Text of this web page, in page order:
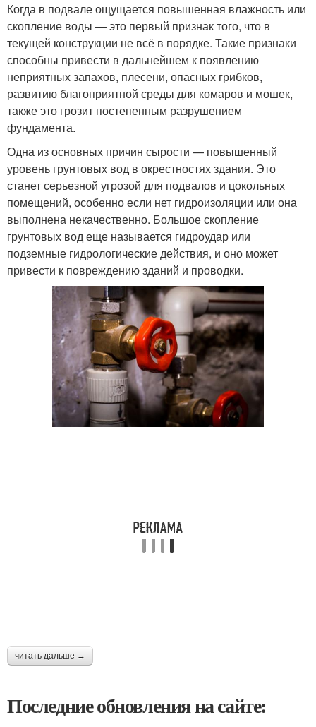
Когда в подвале ощущается повышенная влажность или
скопление воды — это первый признак того, что в
текущей конструкции не всё в порядке. Такие признаки
способны привести в дальнейшем к появлению
неприятных запахов, плесени, опасных грибков,
развитию благоприятной среды для комаров и мошек,
также это грозит постепенным разрушением
фундамента.
Одна из основных причин сырости — повышенный
уровень грунтовых вод в окрестностях здания. Это
станет серьезной угрозой для подвалов и цокольных
помещений, особенно если нет гидроизоляции или она
выполнена некачественно. Большое скопление
грунтовых вод еще называется гидроудар или
подземные гидрологические действия, и оно может
привести к повреждению зданий и проводки.
читать дальше →
Последние обновления на сайте: